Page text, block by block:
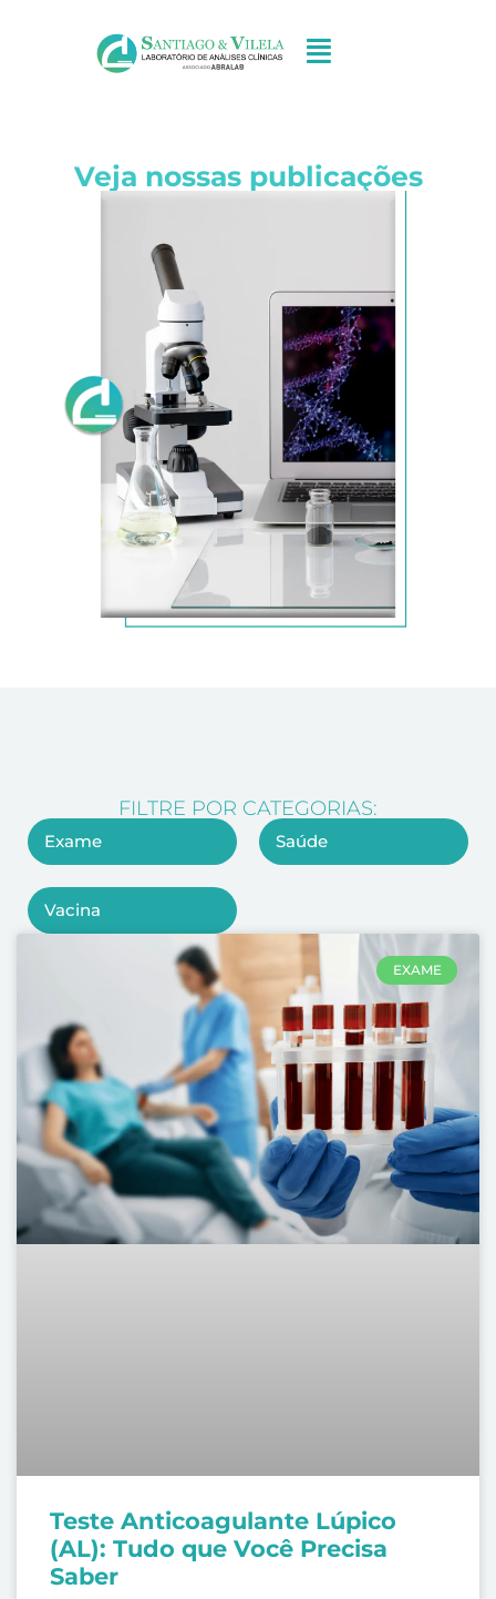
Veja nossas publicações
FILTRE POR CATEGORIAS:
Exame Saúde
Vacina
EXAME
Teste Anticoagulante Lúpico
(AL): Tudo que Você Precisa
Saber